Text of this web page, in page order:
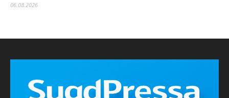
06.08.2026